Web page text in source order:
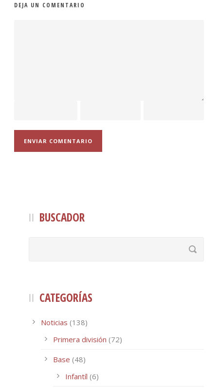
DEJA UN COMENTARIO
BUSCADOR
CATEGORÍAS
Noticias (138)
Primera división (72)
Base (48)
Infantíl (6)